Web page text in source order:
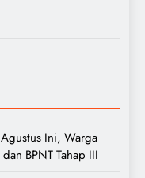
Ini, Warga
BPNT Tahap III